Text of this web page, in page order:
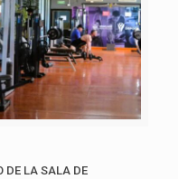
DE LA SALA DE